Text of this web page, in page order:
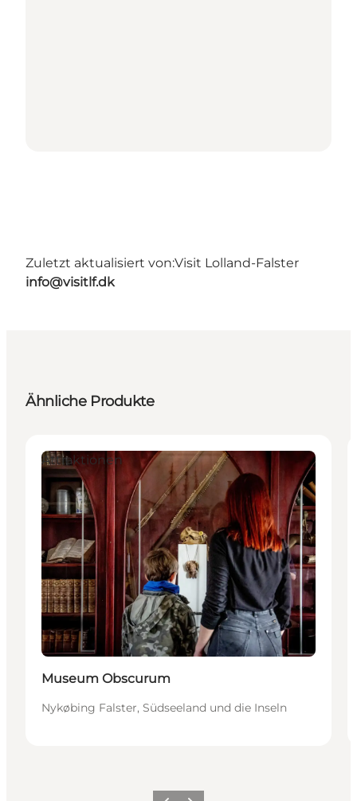
Zuletzt aktualisiert von:Visit Lolland-Falster
info@visitlf.dk
Ähnliche Produkte
Attraktionen
Museum Obscurum
Nykøbing Falster, Südseeland und die Inseln